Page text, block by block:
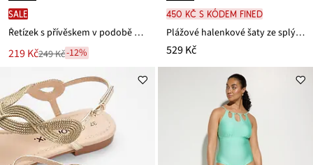
SALE
Řetízek s přívěskem v podobě peříčka
Nová
219 Kč
Zlevněno
ceny
249 Kč
249 Kč-12%
450 Kč s kódem FINED
Plážové halenkové šaty ze splývavé viskózy
529 Kč